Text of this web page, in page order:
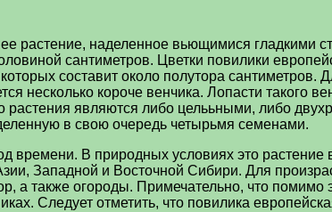
растение, наделенное вьющимися
сантиметров. Цветки повилики
составит около полутора
несколько короче венчика. Лопасти
являются либо целььными, либо
в свою очередь четырьмя семенами.
времени. В природных условиях это
Западной и Восточной Сибири. Для
а также огороды. Примечательно, что помимо
Следует отметить, что повилика